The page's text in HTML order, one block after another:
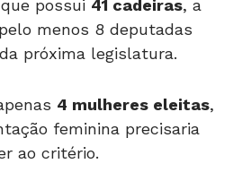
possui 41 cadeiras, a
menos 8 deputadas
próxima legislatura.
4 mulheres eleitas,
feminina precisaria
ao critério.